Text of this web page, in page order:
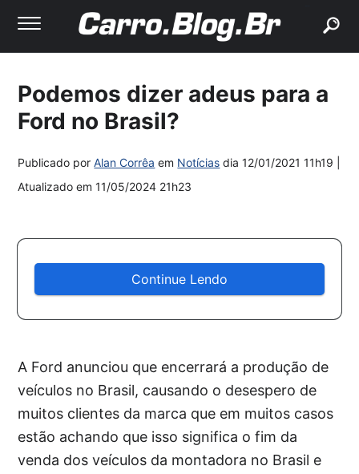
Podemos dizer adeus para a
Ford no Brasil?
Publicado porAlan Corrêa em Notícias dia12/01/2021 11h19
Atualizado em11/05/2024 21h23
Continue Lendo
A Ford anunciou que encerrará a produção de
veículos no Brasil, causando o desespero de
muitos clientes da marca que em muitos casos
estão achando que isso significa o fim da
venda dos veículos da montadora no Brasil e